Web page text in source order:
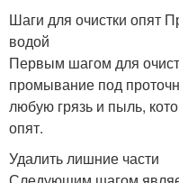
Шаги для очистки опят
водой
Первым шагом для
промывание под
любую грязь и пыль,
опят.
Удалить лишние части